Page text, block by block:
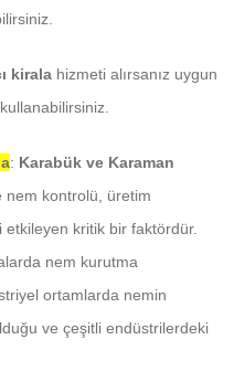
kirala hizmeti alırsanız uygun
: Karabük ve Karaman
nem kontrolü, üretim
kritik bir faktördür.
nem kurutma
ortamlarda nemin
ve çeşitli endüstrilerdeki